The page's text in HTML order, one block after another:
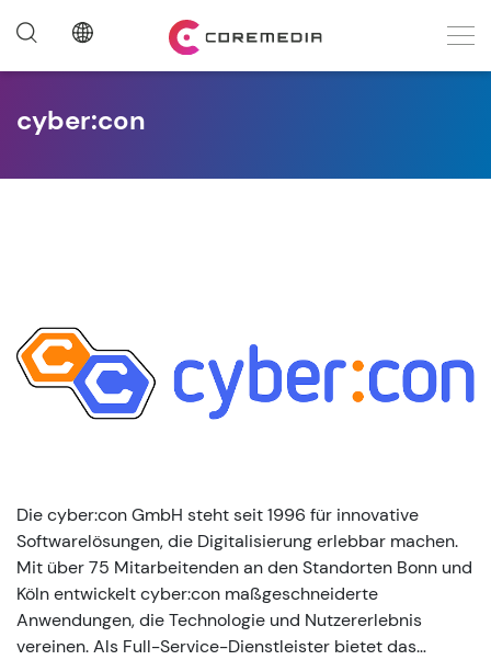
cyber:con
Die cyber:con GmbH steht seit 1996 für innovative
Softwarelösungen, die Digitalisierung erlebbar machen.
Mit über 75 Mitarbeitenden an den Standorten Bonn und
Köln entwickelt cyber:con maßgeschneiderte
Anwendungen, die Technologie und Nutzererlebnis
vereinen. Als Full-Service-Dienstleister bietet das